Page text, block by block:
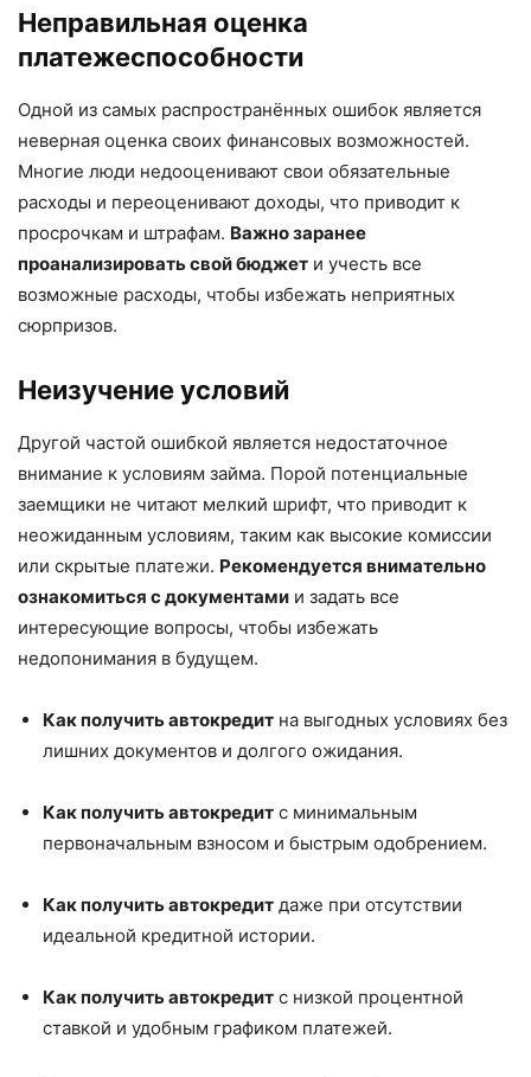
Неправильная оценка
платежеспособности
Одной из самых распространённых ошибок является
неверная оценка своих финансовых возможностей.
Многие люди недооценивают свои обязательные
расходы и переоценивают доходы, что приводит к
просрочкам и штрафам. Важно заранее
проанализировать свой бюджет и учесть все
возможные расходы, чтобы избежать неприятных
сюрпризов.
Неизучение условий
Другой частой ошибкой является недостаточное
внимание к условиям займа. Порой потенциальные
заемщики не читают мелкий шрифт, что приводит к
неожиданным условиям, таким как высокие комиссии
или скрытые платежи. Рекомендуется внимательно
ознакомиться с документами и задать все
интересующие вопросы, чтобы избежать
недопонимания в будущем.
Как получить автокредит на выгодных условиях без
лишних документов и долгого ожидания.
Как получить автокредит с минимальным
первоначальным взносом и быстрым одобрением.
Как получить автокредит даже при отсутствии
идеальной кредитной истории.
Как получить автокредит с низкой процентной
ставкой и удобным графиком платежей.